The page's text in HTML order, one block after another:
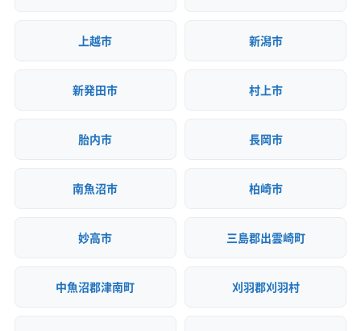
上越市 新潟市
新発田市 村上市
胎内市 長岡市
南魚沼市 柏崎市
妙高市 三島郡出雲崎町
中魚沼郡津南町 刈羽郡刈羽村